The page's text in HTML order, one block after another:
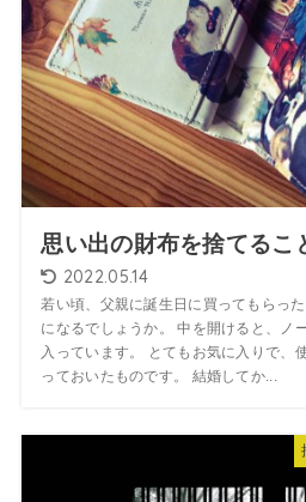
思い出の財布を捨てるこ
2022.05.14
若い頃、父親に誕生日に買ってもらっ
になるでしょうか。 中を開けると、ノ
入っています。 とてもお気に入りで、
っておいたものです。 結婚してか...